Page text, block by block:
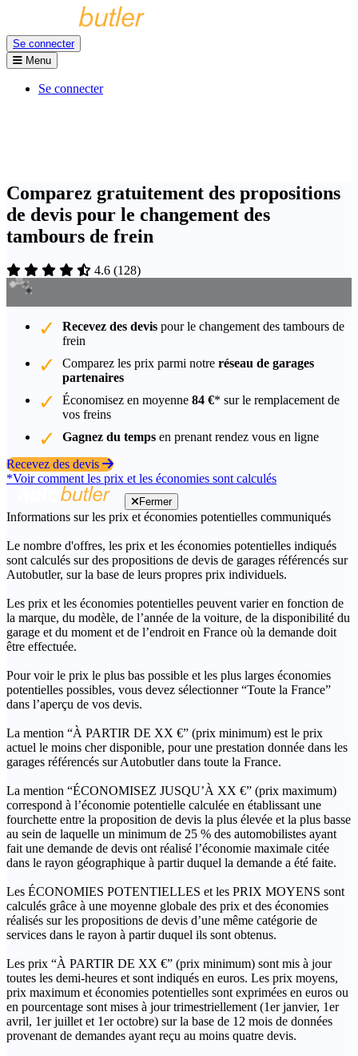
Se connecter
Menu
Se connecter
Comparez gratuitement des propositions
de devis pour le changement des
tambours de frein
4.6 (128)
Recevez des devis pour le changement des tambours de
frein
Comparez les prix parmi notre réseau de garages
partenaires
Économisez en moyenne 84 €* sur le remplacement de
vos freins
Gagnez du temps en prenant rendez vous en ligne
Recevez des devis
*Voir comment les prix et les économies sont calculés
Fermer
Informations sur les prix et économies potentielles communiqués
Le nombre d'offres, les prix et les économies potentielles indiqués
sont calculés sur des propositions de devis de garages référencés sur
Autobutler, sur la base de leurs propres prix individuels.
Les prix et les économies potentielles peuvent varier en fonction de
la marque, du modèle, de l’année de la voiture, de la disponibilité du
garage et du moment et de l’endroit en France où la demande doit
être effectuée.
Pour voir le prix le plus bas possible et les plus larges économies
potentielles possibles, vous devez sélectionner “Toute la France”
dans l’aperçu de vos devis.
La mention “À PARTIR DE XX €” (prix minimum) est le prix
actuel le moins cher disponible, pour une prestation donnée dans les
garages référencés sur Autobutler dans toute la France.
La mention “ÉCONOMISEZ JUSQU’À XX €” (prix maximum)
correspond à l’économie potentielle calculée en établissant une
fourchette entre la proposition de devis la plus élevée et la plus basse
au sein de laquelle un minimum de 25 % des automobilistes ayant
fait une demande de devis ont réalisé l’économie maximale citée
dans le rayon géographique à partir duquel la demande a été faite.
Les ÉCONOMIES POTENTIELLES et les PRIX MOYENS sont
calculés grâce à une moyenne globale des prix et des économies
réalisés sur les propositions de devis d’une même catégorie de
services dans le rayon à partir duquel ils sont obtenus.
Les prix “À PARTIR DE XX €” (prix minimum) sont mis à jour
toutes les demi-heures et sont indiqués en euros. Les prix moyens,
prix maximum et économies potentielles sont exprimées en euros ou
en pourcentage sont mises à jour trimestriellement (1er janvier, 1er
avril, 1er juillet et 1er octobre) sur la base de 12 mois de données
provenant de demandes ayant reçu au moins quatre devis.